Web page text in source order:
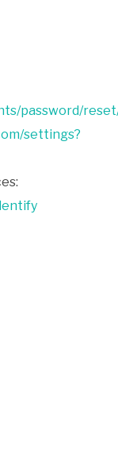
password/
settings?